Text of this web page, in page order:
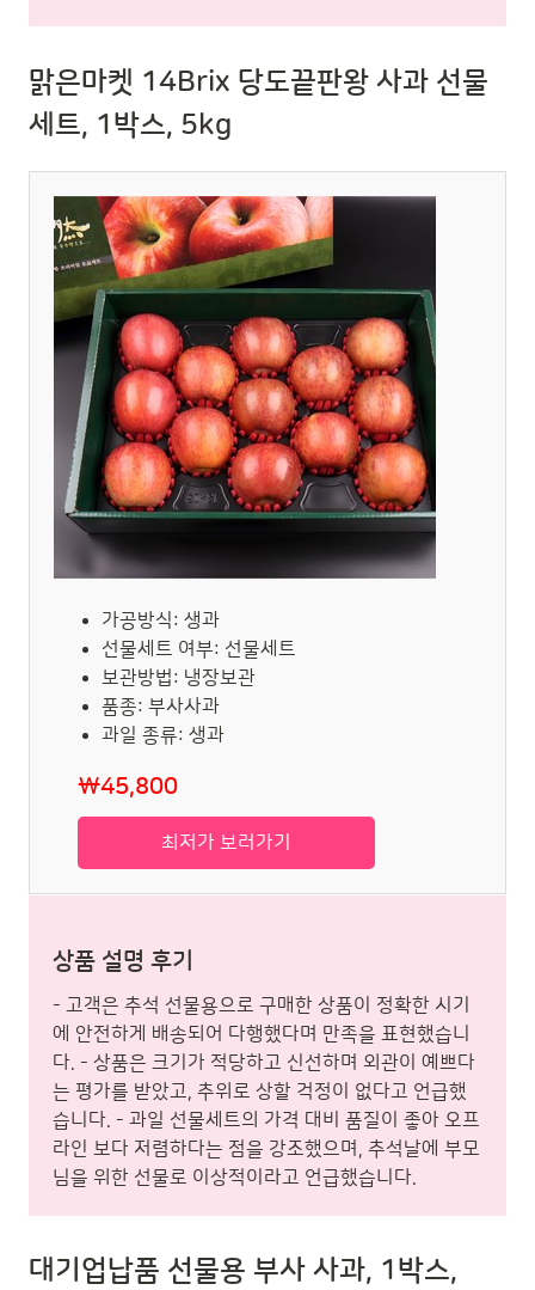
맑은마켓 14Brix 당도끝판왕 사과 선물
세트, 1박스, 5kg
가공방식: 생과
선물세트 여부: 선물세트
보관방법: 냉장보관
품종: 부사사과
과일 종류: 생과
₩45,800
최저가 보러가기
상품 설명 후기
- 고객은 추석 선물용으로 구매한 상품이 정확한 시기
에 안전하게 배송되어 다행했다며 만족을 표현했습니
다. - 상품은 크기가 적당하고 신선하며 외관이 예쁘다
는 평가를 받았고, 추위로 상할 걱정이 없다고 언급했
습니다. - 과일 선물세트의 가격 대비 품질이 좋아 오프
라인 보다 저렴하다는 점을 강조했으며, 추석날에 부모
님을 위한 선물로 이상적이라고 언급했습니다.
대기업납품 선물용 부사 사과, 1박스,